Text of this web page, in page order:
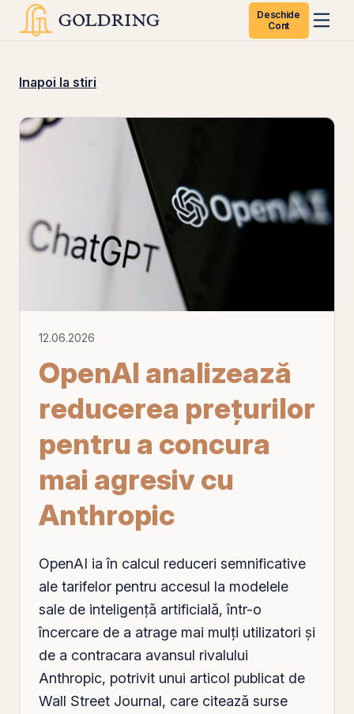
Deschide
Cont
Inapoi la stiri
12.06.2026
OpenAI analizează
reducerea preţurilor
pentru a concura
mai agresiv cu
Anthropic
OpenAI ia în calcul reduceri semnificative
ale tarifelor pentru accesul la modelele
sale de inteligenţă artificială, într-o
încercare de a atrage mai mulţi utilizatori şi
de a contracara avansul rivalului
Anthropic, potrivit unui articol publicat de
Wall Street Journal, care citează surse